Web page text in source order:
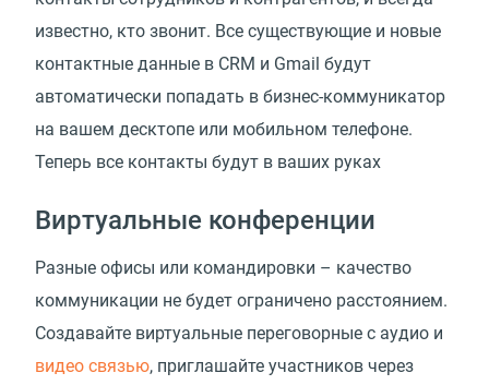
известно, кто звонит. Все существующие и новые
контактные данные в CRM и Gmail будут
автоматически попадать в бизнес-коммуникатор
на вашем десктопе или мобильном телефоне.
Теперь все контакты будут в ваших руках
Виртуальные конференции
Разные офисы или командировки – качество
коммуникации не будет ограничено расстоянием.
Создавайте виртуальные переговорные с аудио и
видео связью, приглашайте участников через